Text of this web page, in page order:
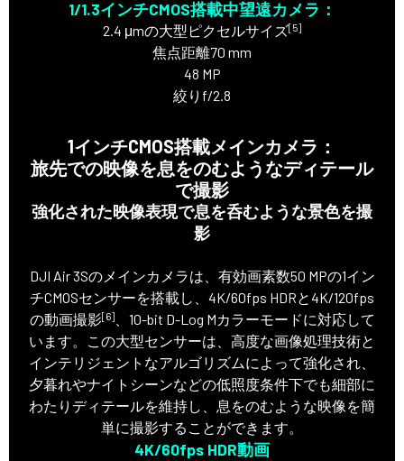
1/1.3インチCMOS搭載中望遠カメラ：
2.4 μmの大型ピクセルサイズ[5]
焦点距離70 mm
48 MP
絞りf/2.8
1インチCMOS搭載メインカメラ：
旅先での映像を息をのむようなディテール
で撮影
強化された映像表現で息を呑むような景色を撮
影
DJI Air 3Sのメインカメラは、有効画素数50 MPの1イン
チCMOSセンサーを搭載し、4K/60fps HDRと4K/120fps
の動画撮影[6]、10-bit D-Log Mカラーモードに対応して
います。この大型センサーは、高度な画像処理技術と
インテリジェントなアルゴリズムによって強化され、
夕暮れやナイトシーンなどの低照度条件下でも細部に
わたりディテールを維持し、息をのむような映像を簡
単に撮影することができます。
4K/60fps HDR動画